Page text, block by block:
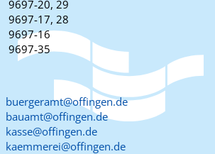
9697-20, 29
9697-17, 28
9697-16
9697-35
buergeramt@offingen.de
bauamt@offingen.de
kasse@offingen.de
kaemmerei@offingen.de